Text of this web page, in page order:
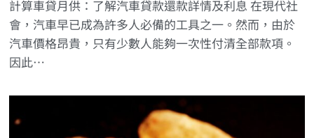
計算車貸月供：了解汽車貸款還款詳情及利息 在現代社
會，汽車早已成為許多人必備的工具之一。然而，由於
汽車價格昂貴，只有少數人能夠一次性付清全部款項。
因此…